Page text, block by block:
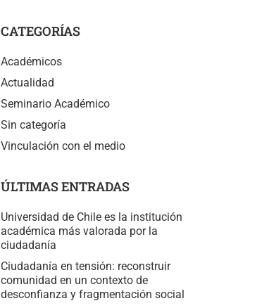
CATEGORÍAS
Académicos
Actualidad
Seminario Académico
Sin categoría
Vinculación con el medio
ÚLTIMAS ENTRADAS
Universidad de Chile es la institución
académica más valorada por la
ciudadanía
Ciudadanía en tensión: reconstruir
comunidad en un contexto de
desconfianza y fragmentación social